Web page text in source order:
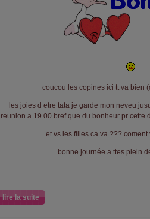
coucou les copines ici tt va bien
les joies d etre tata je garde mon neveu
reunion a 19.00 bref que du bonheur pr cette
et vs les filles ca va ???
bonne journée a ttes plein
lire la suite